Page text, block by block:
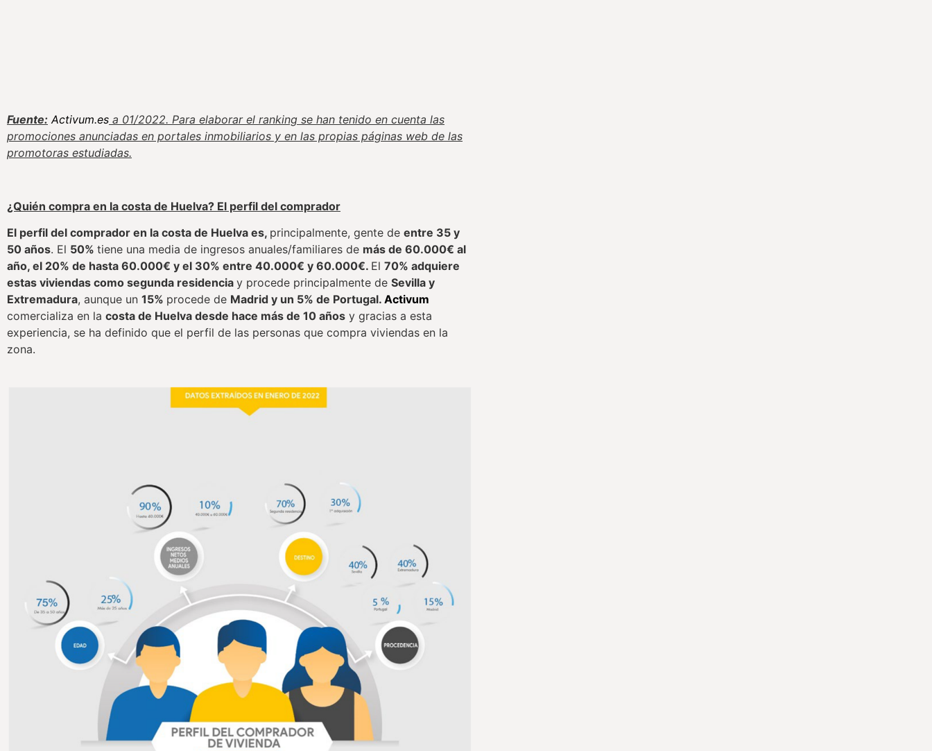
Fuente: Activum.es a 01/2022. Para elaborar el ranking se han tenido en cuenta las
promociones anunciadas en portales inmobiliarios y en las propias páginas web de las
promotoras estudiadas.
¿Quién compra en la costa de Huelva? El perfil del comprador
El perfil del comprador en la costa de Huelva es, principalmente, gente de entre 35 y
50 años. El 50% tiene una media de ingresos anuales/familiares de más de 60.000€ al
año, el 20% de hasta 60.000€ y el 30% entre 40.000€ y 60.000€. El 70% adquiere
estas viviendas como segunda residencia y procede principalmente de Sevilla y
Extremadura, aunque un 15% procede de Madrid y un 5% de Portugal. Activum
comercializa en la costa de Huelva desde hace más de 10 años y gracias a esta
experiencia, se ha definido que el perfil de las personas que compra viviendas en la
zona.